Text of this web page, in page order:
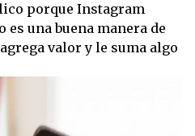
porque Instagram
una buena manera de
valor y le suma algo